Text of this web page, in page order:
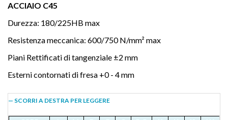
ACCIAIO C45
Durezza: 180/225HB max
Resistenza meccanica: 600/750 N/mm² max
Piani Rettificati di tangenziale ±2 mm
Esterni contornati di fresa +0 - 4 mm
— SCORRI A DESTRA PER LEGGERE